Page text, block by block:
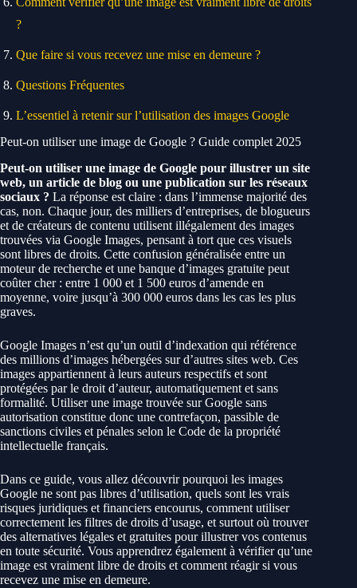
?
Que faire si vous recevez une mise en demeure ?
Questions Fréquentes
L’essentiel à retenir sur l’utilisation des images Google
Peut-on utiliser une image de Google ? Guide complet 2025
Peut-on utiliser une image de Google pour illustrer un site
web, un article de blog ou une publication sur les réseaux
sociaux ? La réponse est claire : dans l’immense majorité des
cas, non. Chaque jour, des milliers d’entreprises, de blogueurs
et de créateurs de contenu utilisent illégalement des images
trouvées via Google Images, pensant à tort que ces visuels
sont libres de droits. Cette confusion généralisée entre un
moteur de recherche et une banque d’images gratuite peut
coûter cher : entre 1 000 et 1 500 euros d’amende en
moyenne, voire jusqu’à 300 000 euros dans les cas les plus
graves.
Google Images n’est qu’un outil d’indexation qui référence
des millions d’images hébergées sur d’autres sites web. Ces
images appartiennent à leurs auteurs respectifs et sont
protégées par le droit d’auteur, automatiquement et sans
formalité. Utiliser une image trouvée sur Google sans
autorisation constitue donc une contrefaçon, passible de
sanctions civiles et pénales selon le Code de la propriété
intellectuelle français.
Dans ce guide, vous allez découvrir pourquoi les images
Google ne sont pas libres d’utilisation, quels sont les vrais
risques juridiques et financiers encourus, comment utiliser
correctement les filtres de droits d’usage, et surtout où trouver
des alternatives légales et gratuites pour illustrer vos contenus
en toute sécurité. Vous apprendrez également à vérifier qu’une
image est vraiment libre de droits et comment réagir si vous
recevez une mise en demeure.